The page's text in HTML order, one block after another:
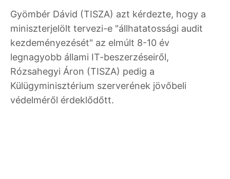
Gyömbér Dávid (TISZA) azt kérdezte, hogy a
miniszterjelölt tervezi-e "állhatatossági audit
kezdeményezését" az elmúlt 8-10 év
legnagyobb állami IT-beszerzéseiről,
Rózsahegyi Áron (TISZA) pedig a
Külügyminisztérium szerverének jövőbeli
védelméről érdeklődőtt.